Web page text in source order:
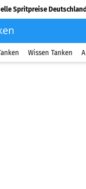
Spritpreise Deutschland
Wissen Tanken